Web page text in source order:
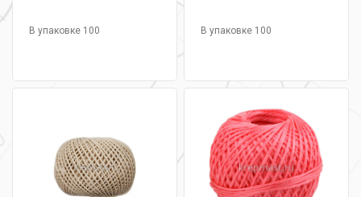
В упаковке 100 В упаковке 100